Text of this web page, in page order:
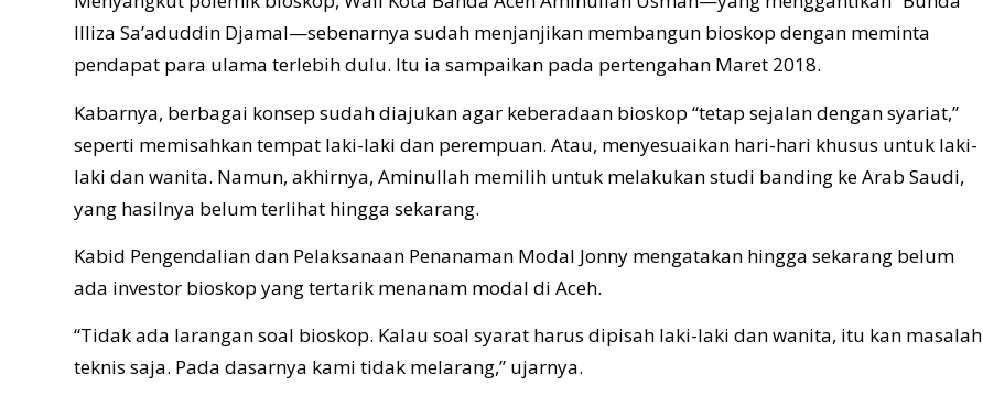
Illiza Sa’aduddin Djamal—sebenarnya sudah menjanjikan membangun bioskop dengan meminta
pendapat para ulama terlebih dulu. Itu ia sampaikan pada pertengahan Maret 2018.
Kabarnya, berbagai konsep sudah diajukan agar keberadaan bioskop “tetap sejalan dengan syariat,”
seperti memisahkan tempat laki-laki dan perempuan. Atau, menyesuaikan hari-hari khusus untuk laki-
laki dan wanita. Namun, akhirnya, Aminullah memilih untuk melakukan studi banding ke Arab Saudi,
yang hasilnya belum terlihat hingga sekarang.
Kabid Pengendalian dan Pelaksanaan Penanaman Modal Jonny mengatakan hingga sekarang belum
ada investor bioskop yang tertarik menanam modal di Aceh.
“Tidak ada larangan soal bioskop. Kalau soal syarat harus dipisah laki-laki dan wanita, itu kan masalah
teknis saja. Pada dasarnya kami tidak melarang,” ujarnya.